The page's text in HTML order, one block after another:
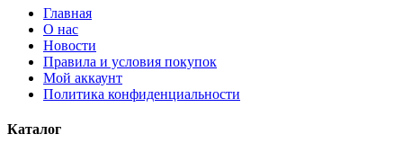
Главная
О нас
Новости
Правила и условия покупок
Мой аккаунт
Политика конфиденциальности
Каталог